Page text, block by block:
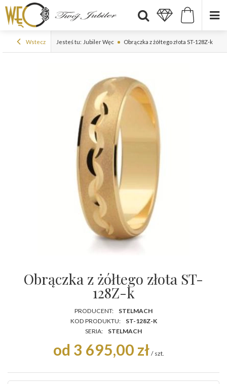
Wstecz Jesteś tu: Jubiler Węc Obrączka z żółtego złota ST-128Z-k
Obrączka z żółtego złota ST-
128Z-k
PRODUCENT:
STELMACH
KOD PRODUKTU:
ST-128Z-K
SERIA:
STELMACH
od 3 695,00 zł / szt.